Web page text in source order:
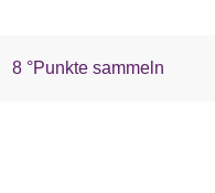
8 °Punkte sammeln